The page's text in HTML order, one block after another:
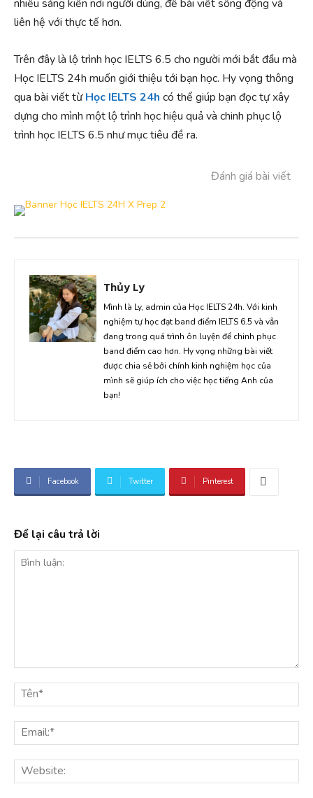
nhiều sáng kiến nơi người dùng, để bài viết sống động và
liên hệ với thực tế hơn.
Trên đây là lộ trình học IELTS 6.5 cho người mới bắt đầu mà
Học IELTS 24h muốn giới thiệu tới bạn học. Hy vọng thông
qua bài viết từHọc IELTS 24h có thể giúp bạn đọc tự xây
dựng cho mình một lộ trình học hiệu quả và chinh phục lộ
trình học IELTS 6.5 như mục tiêu đề ra.
Đánh giá bài viết
Thủy Ly
Mình là Ly, admin của Học IELTS 24h. Với kinh
nghiệm tự học đạt band điểm IELTS 6.5 và vẫn
đang trong quá trình ôn luyện để chinh phục
band điểm cao hơn. Hy vọng những bài viết
được chia sẻ bởi chính kinh nghiệm học của
mình sẽ giúp ích cho việc học tiếng Anh của
bạn!
Facebook Twitter Pinterest
Để lại câu trả lời
luận: